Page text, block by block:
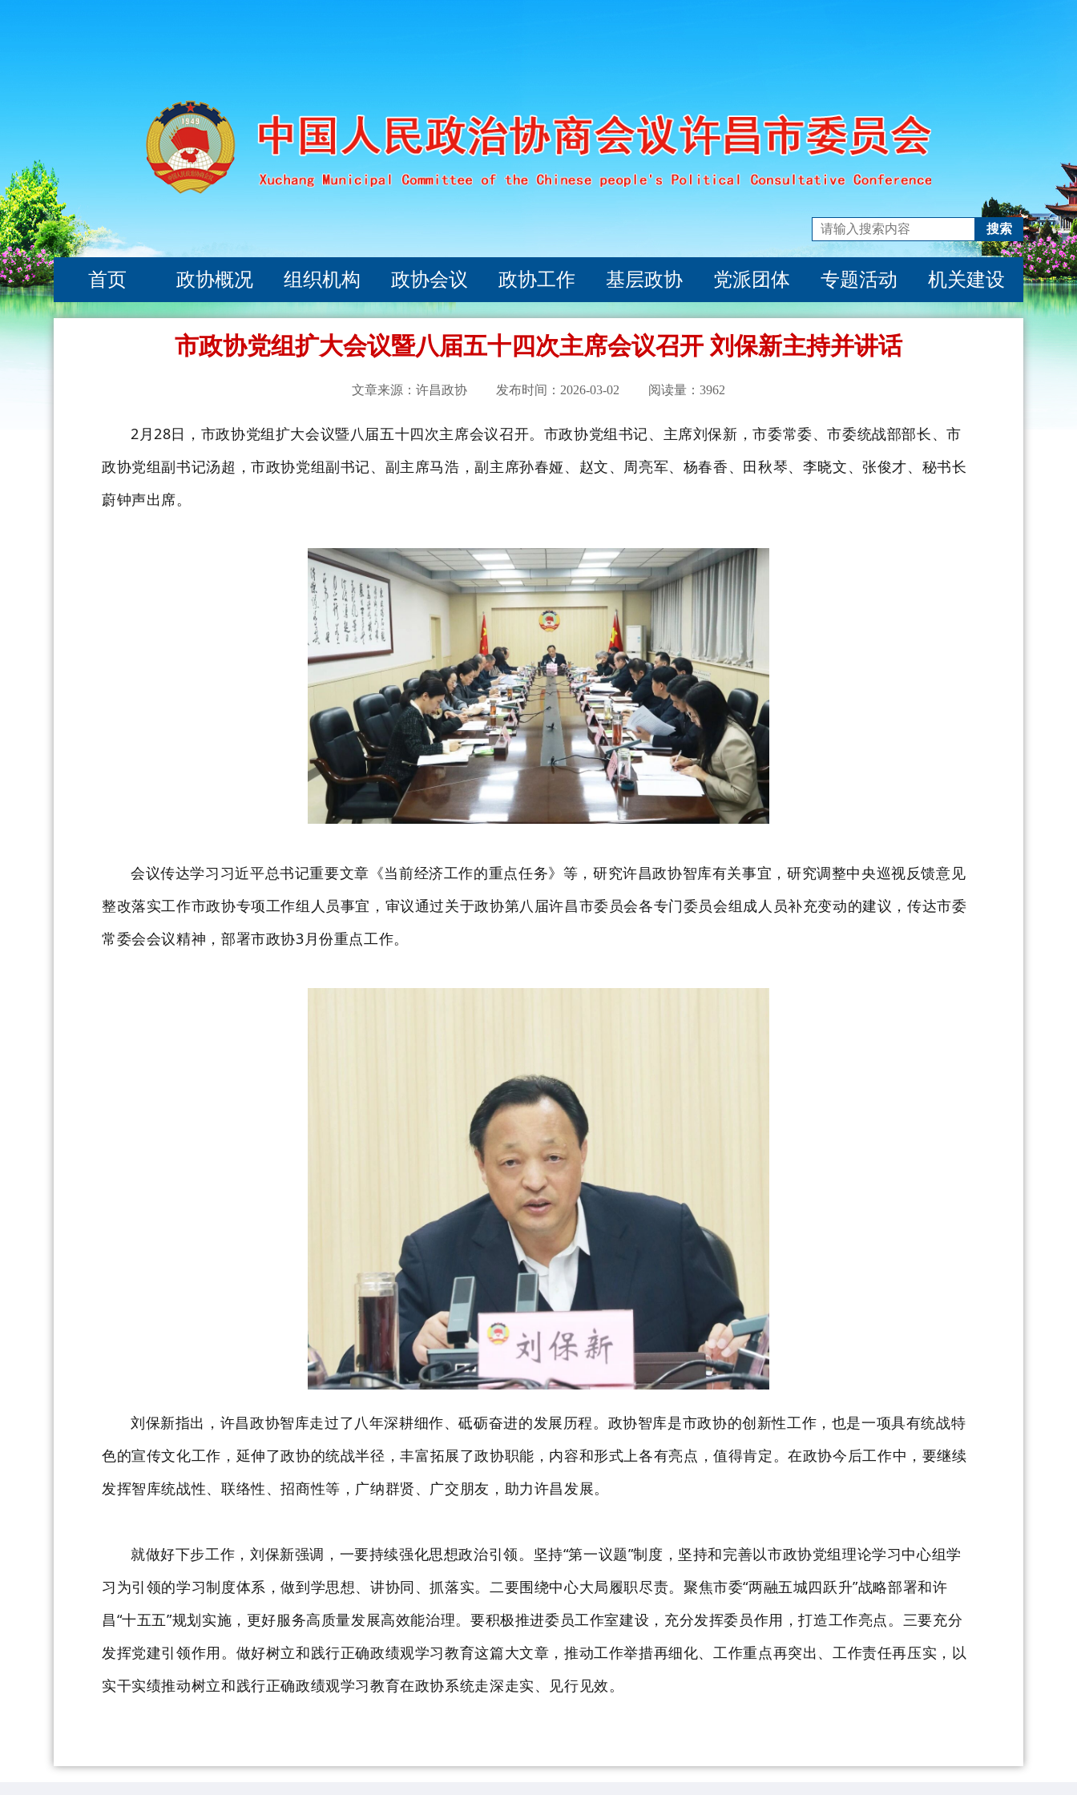
搜索
首页 政协概况 组织机构 政协会议 政协工作 基层政协 党派团体 专题活动 机关建设
市政协党组扩大会议暨八届五十四次主席会议召开 刘保新主持并讲话
文章来源：许昌政协 发布时间： 2026-03-02 阅读量：3962
2月28日，市政协党组扩大会议暨八届五十四次主席会议召开。市政协党组书记、主席刘保新，市委常委、市委统战部部长、市
政协党组副书记汤超，市政协党组副书记、副主席马浩，副主席孙春娅、赵文、周亮军、杨春香、田秋琴、李晓文、张俊才、秘书长
蔚钟声出席。
会议传达学习习近平总书记重要文章《当前经济工作的重点任务》 等 ，研究许昌政协智库有关事宜，研究调整中央巡视反馈意见
整改落实工作市政协专项工作组人员事宜，审议通过关于政协第八届许昌市委员会各专门委员会组成人员补充变动的建议，传达市委
常委会会议精神，部署市政协3月份重点工作。
刘保新指出，许昌政协智库走过了八年深耕细作、砥砺奋进的发展历程。 政协智库是市政协的创新性工作， 也是一项具有统战特
色的宣传文化工作 ， 延伸了政协的统战半径 ，丰富拓展了政协职能 ， 内容和形式上各有亮点，值得肯定 。在政协今后工作中 ， 要继续
发挥智库统战性、联络性、招商性等，广纳群贤、广交朋友，助力许昌发展。
就做好下步工作 ，刘保新强调，一要持续强化思想政治引领。坚持“第一议题”制度，坚持和完善以市政协党组理论学习中心组学
习为引领的学习制度体系 ，做到学思想、讲协同、抓落实。二要围绕中心大局履职尽责。聚焦市委“两融五城四跃升”战略部署和许
昌“十五五”规划实施，更好服务高质量发展高效能治理。要积极推进委员工作室建设 ， 充分发挥委员作用 ，打造工作亮点。 三要充分
发挥党建引领作用。 做好树立和践行正确政绩观学习教育这篇大文章 ，推动工作举措再细化、工作重点再突出、工作责任再压实， 以
实干实绩推动树立和践行正确政绩观学习教育在政协系统走深走实、见行见效。